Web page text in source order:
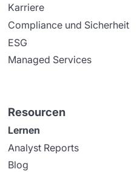
Karriere
Compliance und Sicherheit
ESG
Managed Services
Resourcen
Lernen
Analyst Reports
Blog